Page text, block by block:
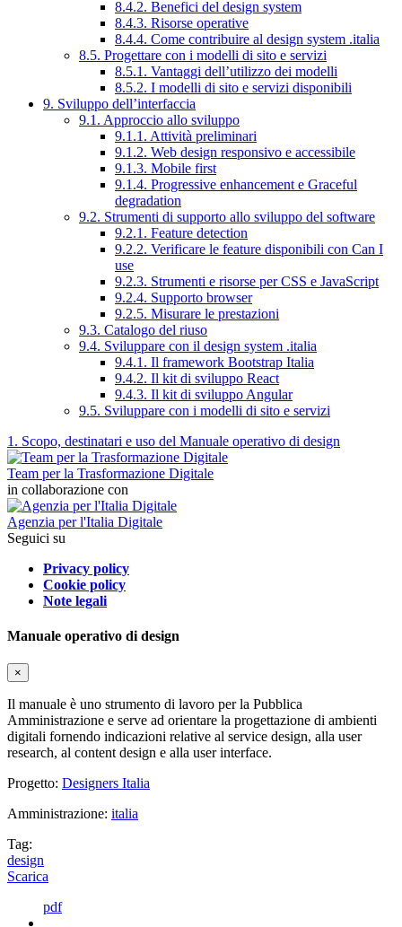
8.4.2. Benefici del design system
8.4.3. Risorse operative
8.4.4. Come contribuire al design system .italia
8.5. Progettare con i modelli di sito e servizi
8.5.1. Vantaggi dell’utilizzo dei modelli
8.5.2. I modelli di sito e servizi disponibili
9. Sviluppo dell’interfaccia
9.1. Approccio allo sviluppo
9.1.1. Attività preliminari
9.1.2. Web design responsivo e accessibile
9.1.3. Mobile first
9.1.4. Progressive enhancement e Graceful
degradation
9.2. Strumenti di supporto allo sviluppo del software
9.2.1. Feature detection
9.2.2. Verificare le feature disponibili con Can I
use
9.2.3. Strumenti e risorse per CSS e JavaScript
9.2.4. Supporto browser
9.2.5. Misurare le prestazioni
9.3. Catalogo del riuso
9.4. Sviluppare con il design system .italia
9.4.1. Il framework Bootstrap Italia
9.4.2. Il kit di sviluppo React
9.4.3. Il kit di sviluppo Angular
9.5. Sviluppare con i modelli di sito e servizi
1. Scopo, destinatari e uso del Manuale operativo di design
Team per la Trasformazione Digitale
in collaborazione con
Agenzia per l'Italia Digitale
Seguici su
Privacy policy
Cookie policy
Note legali
Manuale operativo di design
×
Il manuale è uno strumento di lavoro per la Pubblica
Amministrazione e serve ad orientare la progettazione di ambienti
digitali fornendo indicazioni relative al service design, alla user
research, al content design e alla user interface.
Progetto: Designers Italia
Amministrazione: italia
Tag:
design
Scarica
pdf